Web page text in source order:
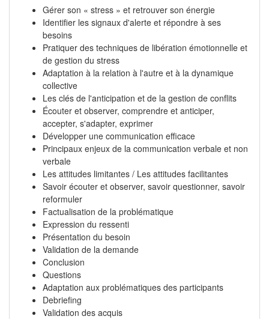
Gérer son « stress » et retrouver son énergie
Identifier les signaux d'alerte et répondre à ses
besoins
Pratiquer des techniques de libération émotionnelle et
de gestion du stress
Adaptation à la relation à l'autre et à la dynamique
collective
Les clés de l'anticipation et de la gestion de conflits
Écouter et observer, comprendre et anticiper,
accepter, s'adapter, exprimer
Développer une communication efficace
Principaux enjeux de la communication verbale et non
verbale
Les attitudes limitantes / Les attitudes facilitantes
Savoir écouter et observer, savoir questionner, savoir
reformuler
Factualisation de la problématique
Expression du ressenti
Présentation du besoin
Validation de la demande
Conclusion
Questions
Adaptation aux problématiques des participants
Debriefing
Validation des acquis